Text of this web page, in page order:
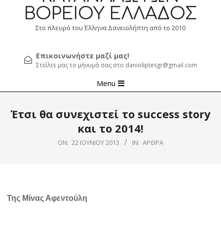
ΒΟΡΕΊΟΥ ΕΛΛΆΔΟΣ
Στο πλευρό του Έλληνα Δανειολήπτη από το 2010
Επικοινωνήστε μαζί μας!
Στείλτε μας το μήνυμά σας στο danioliptesgr@gmail.com
Navigation
Menu
Έτσι θα συνεχιστεί το success story
και το 2014!
ON: 22 ΙΟΥΝΊΟΥ 2013 IN: ΆΡΘΡΑ
Της Μίνας Αφεντούλη